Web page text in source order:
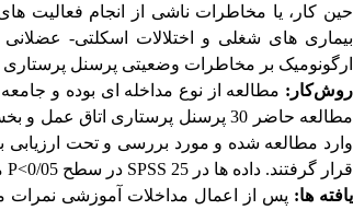
حین کار، یا مخاطرات ناشی از انجام فعالیت
بیماری های شغلی و اختلالات اسکلتی-
ارگونومیک بر مخاطرات وضعیتی پرسنل پرستاری
روش‌کار: مطالعه از نوع مداخله ای بوده و
وارد مطالعه شده و مورد بررسی و تحت
قرار گرفتند. داده ها در SPSS 25 در سطح P<0/05
یافته ها: پس از اعمال مداخلات آموزشی نمرات